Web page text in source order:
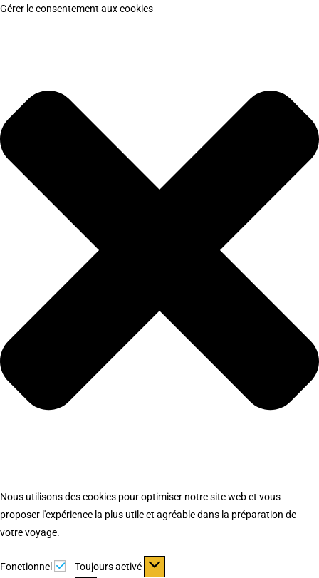
Gérer le consentement aux cookies
Nous utilisons des cookies pour optimiser notre site web et vous
proposer l'expérience la plus utile et agréable dans la préparation de
votre voyage.
Fonctionnel Fonctionnel
Toujours activé